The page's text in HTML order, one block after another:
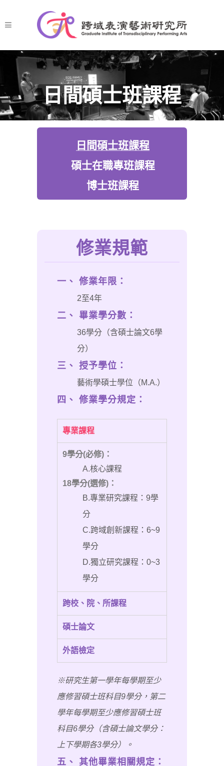
日間碩士班課程
日間碩士班課程
碩士在職專班課程
博士班課程
修業規範
一、 修業年限：
2至4年
二、 畢業學分數：
36學分（含碩士論文6學
分）
三、 授予學位：
藝術學碩士學位（M.A.）
四、 修業學分規定：
專業課程
9學分(必修)：
A.核心課程
18學分(選修)：
B.專業研究課程：9學
分
C.跨域創新課程：6~9
學分
D.獨立研究課程：0~3
學分
跨校、院、所課程
碩士論文
外語檢定
※研究生第一學年每學期至少
應修習碩士班科目9學分，第二
學年每學期至少應修習碩士班
科目6學分（含碩士論文學分：
上下學期各3學分）。
五、 其他畢業相關規定：